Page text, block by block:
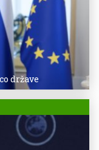
države